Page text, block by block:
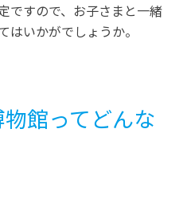
ですので、お子さまと一緒
はいかがでしょうか。
館ってどんな